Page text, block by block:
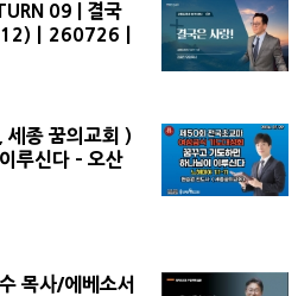
09 | 결국
ㅣ260726ㅣ
세종 꿈의교회 )
루신다 - 오산
에베소서